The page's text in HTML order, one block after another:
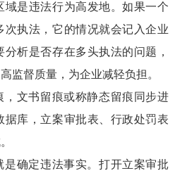
域是违法行为高发地。如果一个
执法，它的情况就会记入企业
析是否存在多头执法的问题，
监督质量，为企业减轻负担。
文书留痕或称静态留痕同步进
库，立案审批表、行政处罚表
确定违法事实。打开立案审批